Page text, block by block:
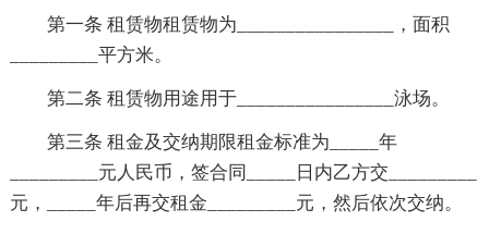
第一条 租赁物租赁物为________________，面积
_________平方米。
第二条 租赁物用途用于________________泳场。
第三条 租金及交纳期限租金标准为_____年
_________元人民币，签合同_____日内乙方交_________
元，_____年后再交租金_________元，然后依次交纳。